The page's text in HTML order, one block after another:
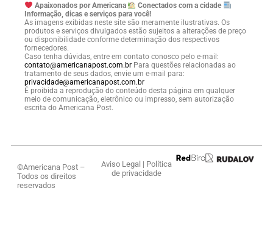
Apaixonados por Americana
Conectados com a cidade
Informação, dicas e serviços para você!
As imagens exibidas neste site são meramente ilustrativas. Os
produtos e serviços divulgados estão sujeitos a alterações de preço
ou disponibilidade conforme determinação dos respectivos
fornecedores.
Caso tenha dúvidas, entre em contato conosco pelo e-mail:
contato@americanapost.com.br Para questões relacionadas ao
tratamento de seus dados, envie um e-mail para:
privacidade@americanapost.com.br
É proibida a reprodução do conteúdo desta página em qualquer
meio de comunicação, eletrônico ou impresso, sem autorização
escrita do Americana Post.
©Americana Post –
Todos os direitos
reservados
Aviso Legal | Política
de privacidade